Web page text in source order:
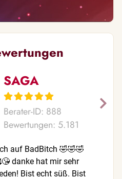
SAGA
Berater-ID: 888
Bewertungen: 5.181
auf BadBitch 🤣🤣🤣
danke hat mir sehr
Bist echt süß. Bist